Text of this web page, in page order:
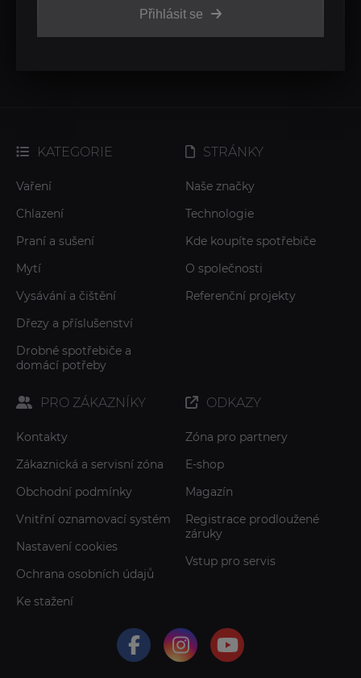
Přihlásit se
KATEGORIE
Vaření
Chlazení
Praní a sušení
Mytí
Vysávání a čištění
Dřezy a příslušenství
Drobné spotřebiče a
domácí potřeby
STRÁNKY
Naše značky
Technologie
Kde koupíte spotřebiče
O společnosti
Referenční projekty
PRO ZÁKAZNÍKY
Kontakty
Zákaznická a servisní zóna
Obchodní podmínky
Vnitřní oznamovací systém
Nastavení cookies
Ochrana osobních údajů
Ke stažení
ODKAZY
Zóna pro partnery
E-shop
Magazín
Registrace prodloužené
záruky
Vstup pro servis